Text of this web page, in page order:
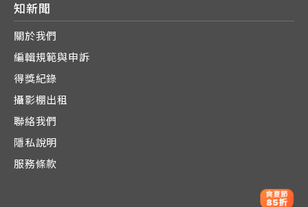
知新聞
關於我們
編輯規範與申訴
得獎紀錄
攝影棚出租
聯絡我們
隱私說明
服務條款
爽夏節
85折